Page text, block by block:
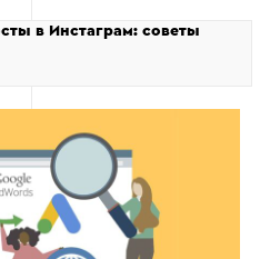
в Инстаграм: советы